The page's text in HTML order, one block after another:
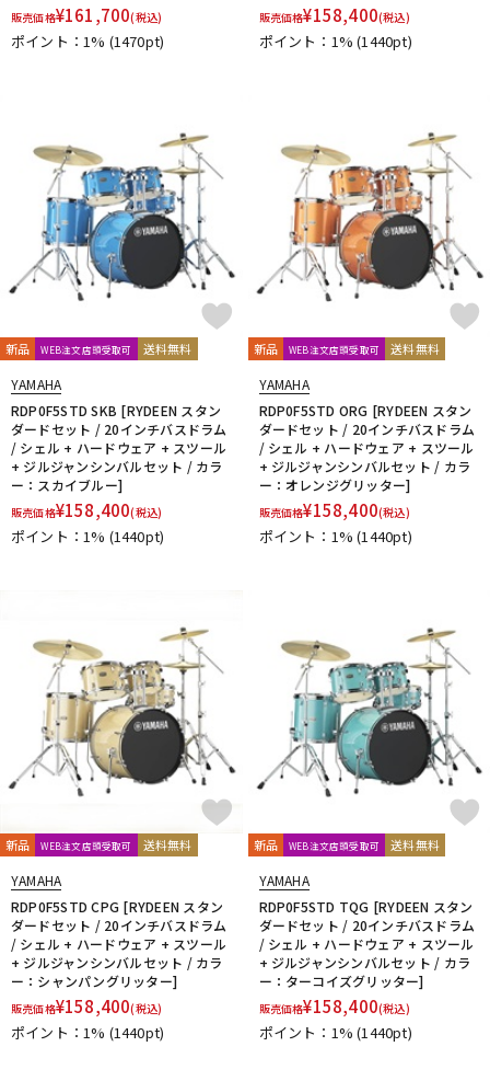
販売価格¥161,700(税込)
ポイント：1% (1470pt)
販売価格¥158,400(税込)
ポイント：1%(1440pt)
新品 WEB注文店頭受取可 送料無料
YAMAHA
RDP0F5STD SKB [RYDEEN スタン
ダードセット / 20インチバスドラム
/ シェル + ハードウェア + スツール
+ ジルジャンシンバルセット / カラ
ー：スカイブルー]
販売価格¥158,400(税込)
ポイント：1% (1440pt)
新品 WEB注文店頭受取可 送料無料
YAMAHA
RDP0F5STD ORG [RYDEEN スタン
ダードセット / 20インチバスドラム
/ シェル + ハードウェア + スツール
+ ジルジャンシンバルセット / カラ
ー：オレンジグリッター]
販売価格¥158,400(税込)
ポイント：1%(1440pt)
新品 WEB注文店頭受取可 送料無料
YAMAHA
RDP0F5STD CPG [RYDEEN スタン
ダードセット / 20インチバスドラム
/ シェル + ハードウェア + スツール
+ ジルジャンシンバルセット / カラ
ー：シャンパングリッター]
販売価格¥158,400(税込)
ポイント：1% (1440pt)
新品 WEB注文店頭受取可 送料無料
YAMAHA
RDP0F5STD TQG [RYDEEN スタン
ダードセット / 20インチバスドラム
/ シェル + ハードウェア + スツール
+ ジルジャンシンバルセット / カラ
ー：ターコイズグリッター]
販売価格¥158,400(税込)
ポイント：1%(1440pt)